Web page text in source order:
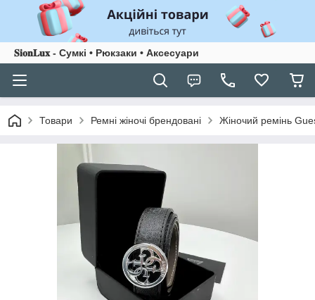
𝐒𝐢𝐨𝐧𝐋𝐮𝐱 - Сумкі • Рюкзаки • Аксесуари
Товари Ремні жіночі брендовані Жіночий ремінь